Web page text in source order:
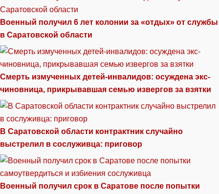
Военный получил 6 лет колонии за «отдых» от службы
в Саратовской области
Смерть измученных детей-инвалидов: осуждена экс-
чиновница, прикрывавшая семью извергов за взятки
В Саратовской области контрактник случайно
выстрелил в сослуживца: приговор
Военный получил срок в Саратове после попытки